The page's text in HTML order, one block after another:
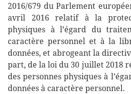
2016/679 du Parlement
avril 2016 relatif à la
physiques à l’égard du
caractère personnel et à la
données, et abrogeant la
part, de la loi du 30 juillet 2018
des personnes physiques à
données à caractère personnel.